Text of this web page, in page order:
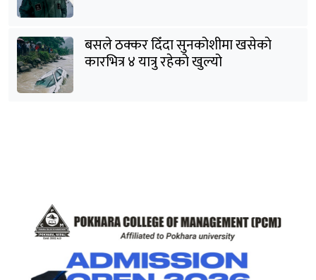
बसले ठक्कर दिँदा सुनकोशीमा खसेकाे
कारभित्र ४ यात्रु रहेको खुल्यो